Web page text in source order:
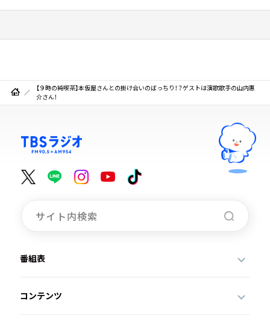
【９時の純喫茶】本仮屋さんとの掛け合いのばっちり！？ゲストは演歌歌手の山内惠
介さん！
番組表
コンテンツ